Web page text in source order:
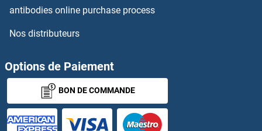
ADORA1 Kits ELISA
ADP Kits ELISA
ADP-Ribosylation Factor 6 Kits ELISA
ADP-Ribosylation Factor-Like 4A Kits ELISA
ADPGK Kits ELISA
antibodies online purchase process
Nos distributeurs
Options de Paiement
BON DE COMMANDE